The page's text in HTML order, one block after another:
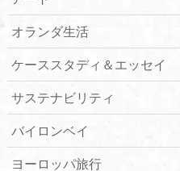
オランダ生活
ケーススタディ＆エッセイ
サステナビリティ
バイロンベイ
ヨーロッパ旅行